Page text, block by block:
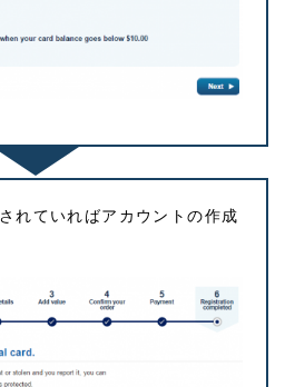
れていればアカウントの作成